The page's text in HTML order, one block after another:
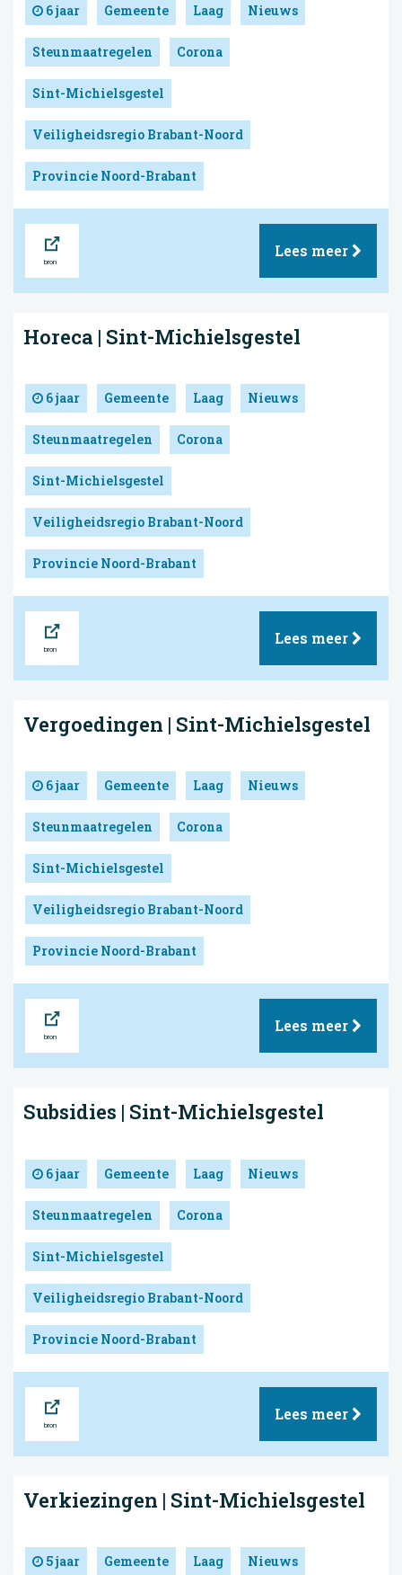
6 jaar Gemeente Laag Nieuws
Steunmaatregelen Corona
Sint-Michielsgestel
Veiligheidsregio Brabant-Noord
Provincie Noord-Brabant
Lees meer
Horeca | Sint-Michielsgestel
6 jaar Gemeente Laag Nieuws
Steunmaatregelen Corona
Sint-Michielsgestel
Veiligheidsregio Brabant-Noord
Provincie Noord-Brabant
Lees meer
Vergoedingen | Sint-Michielsgestel
6 jaar Gemeente Laag Nieuws
Steunmaatregelen Corona
Sint-Michielsgestel
Veiligheidsregio Brabant-Noord
Provincie Noord-Brabant
Lees meer
Subsidies | Sint-Michielsgestel
6 jaar Gemeente Laag Nieuws
Steunmaatregelen Corona
Sint-Michielsgestel
Veiligheidsregio Brabant-Noord
Provincie Noord-Brabant
Lees meer
Verkiezingen | Sint-Michielsgestel
5 jaar Gemeente Laag Nieuws